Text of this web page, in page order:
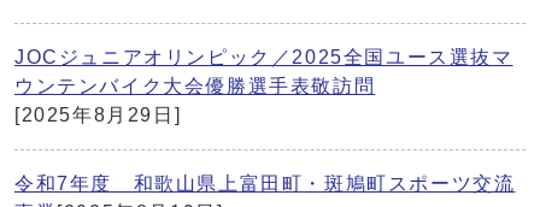
JOCジュニアオリンピック／2025全国ユース選抜マ
ウンテンバイク大会優勝選手表敬訪問
[2025年8月29日]
令和7年度 和歌山県上富田町・斑鳩町スポーツ交流